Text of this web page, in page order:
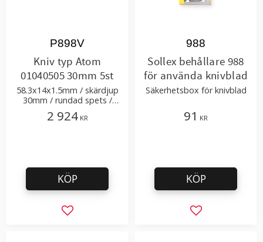
Kniv typ Atom
01040505 30mm 5st
58.3x14x1.5mm / skärdjup
30mm / rundad spets /
hårdmetall AAA
P898V
2 924KR
Lägg till i favoriter
KÖP
Sollex behållare 988
för använda knivblad
Säkerhetsbox för knivblad
988
91 KR
Lägg till i
KÖP